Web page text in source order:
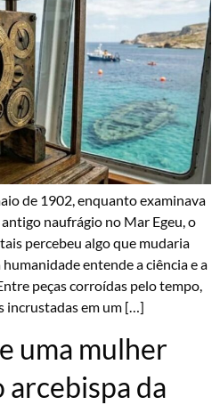
de 1902, enquanto examinava
naufrágio no Mar Egeu, o
percebeu algo que mudaria
entende a ciência e a
peças corroídas pelo tempo,
incrustadas em um […]
uma mulher
arcebispa da